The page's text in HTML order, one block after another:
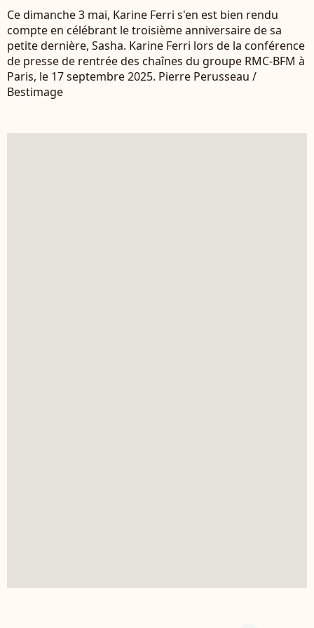
Ce dimanche 3 mai, Karine Ferri s'en est bien rendu
compte en célébrant le troisième anniversaire de sa
petite dernière, Sasha. Karine Ferri lors de la conférence
de presse de rentrée des chaînes du groupe RMC-BFM à
Paris, le 17 septembre 2025. Pierre Perusseau /
Bestimage